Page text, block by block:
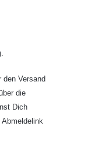
.
den Versand
die
Dich